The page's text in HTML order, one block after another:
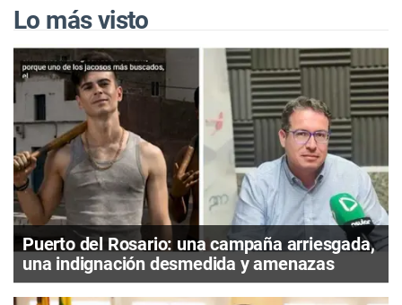
Lo más visto
Puerto del Rosario: una campaña arriesgada,
una indignación desmedida y amenazas